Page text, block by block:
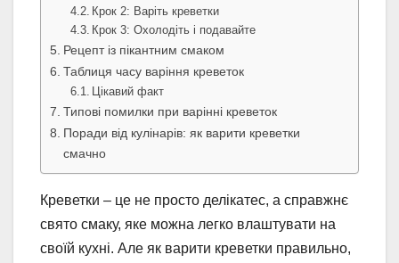
Крок 2: Варіть креветки
Крок 3: Охолодіть і подавайте
Рецепт із пікантним смаком
Таблиця часу варіння креветок
Цікавий факт
Типові помилки при варінні креветок
Поради від кулінарів: як варити креветки
смачно
Креветки – це не просто делікатес, а справжнє
свято смаку, яке можна легко влаштувати на
своїй кухні. Але як варити креветки правильно,